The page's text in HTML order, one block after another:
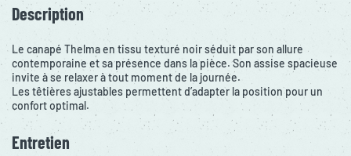
Description
Le canapé Thelma en tissu texturé noir séduit par son allure
contemporaine et sa présence dans la pièce. Son assise spacieuse
invite à se relaxer à tout moment de la journée.
Les têtières ajustables permettent d’adapter la position pour un
confort optimal.
Entretien